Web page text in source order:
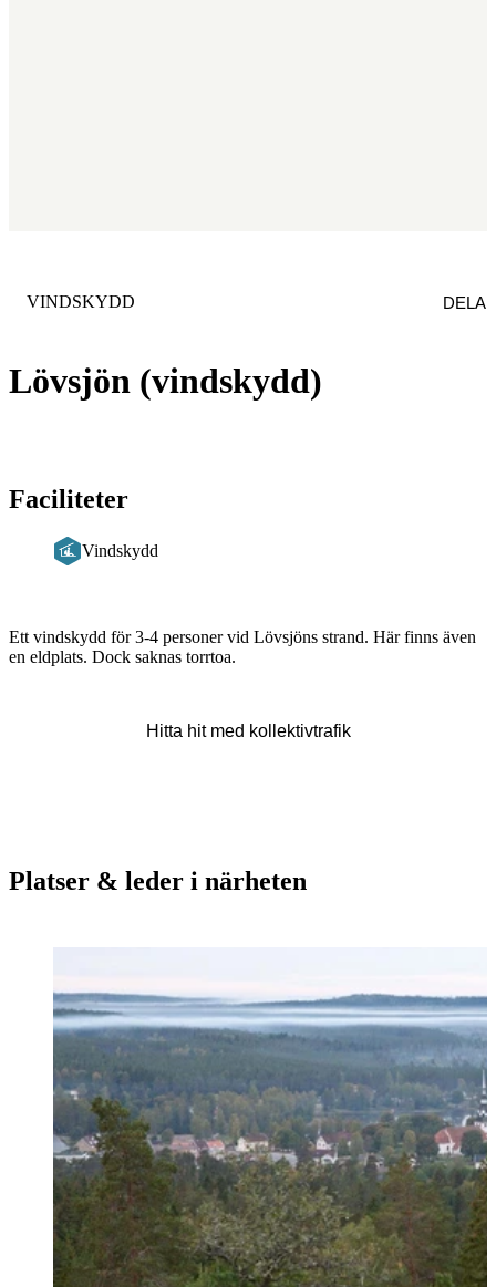
Lövsjön (vindskydd)
KATEGORI:
VINDSKYDD DELA
Faciliteter
Vindskydd
Ett vindskydd för 3-4 personer vid Lövsjöns strand. Här finns även
en eldplats. Dock saknas torrtoa.
Hitta hit med kollektivtrafik
Platser & leder i närheten